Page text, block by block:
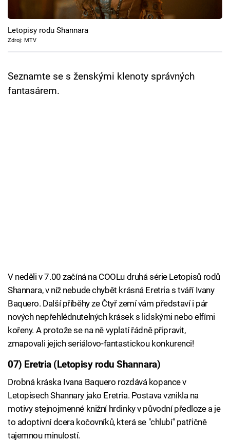
Cool Esport
Pořady
Sledujte prima+
Letopisy rodu Shannara
Zdroj: MTV
Seznamte se s ženskými klenoty správných
fantasárem.
V neděli v 7.00 začíná na COOLu druhá série Letopisů rodů
Shannara, v níž nebude chybět krásná Eretria s tváří Ivany
Baquero. Další příběhy ze Čtyř zemí vám představí i pár
nových nepřehlédnutelných krásek s lidskými nebo elfími
kořeny. A protože se na ně vyplatí řádně připravit,
zmapovali jejich seriálovo-fantastickou konkurenci!
07) Eretria (Letopisy rodu Shannara)
Drobná kráska Ivana Baquero rozdává kopance v
Letopisech Shannary jako Eretria. Postava vznikla na
motivy stejnojmenné knižní hrdinky v původní předloze a je
to adoptivní dcera kočovníků, která se "chlubí" patřičně
tajemnou minulostí.